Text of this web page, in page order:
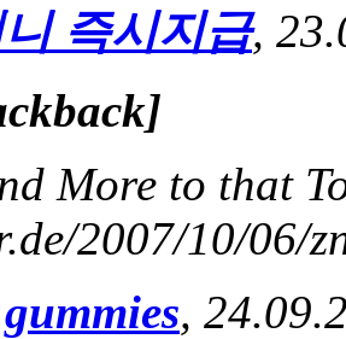
즉시지급,
More to that
2007/10/06/
,